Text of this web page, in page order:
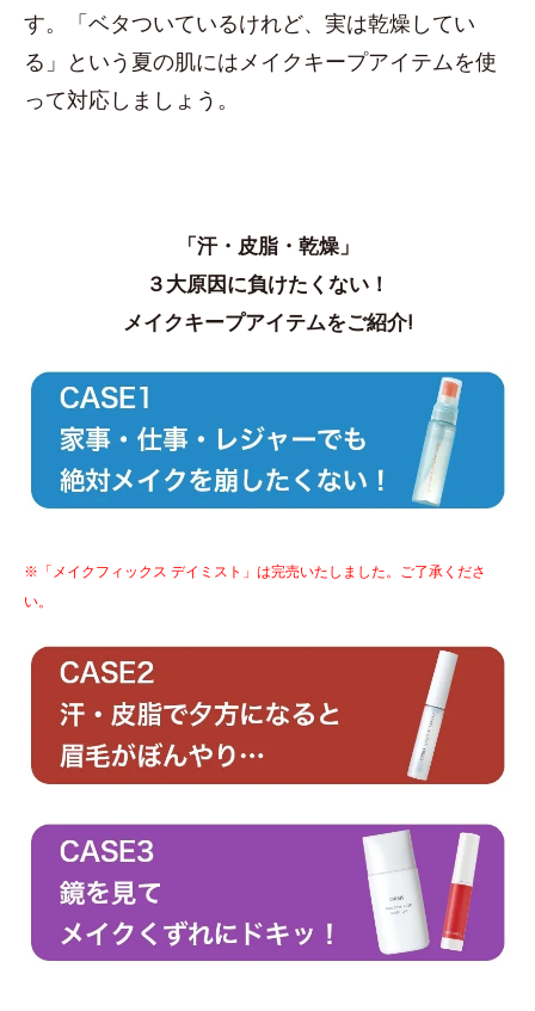
す。「ベタついているけれど、実は乾燥してい
る」という夏の肌にはメイクキープアイテムを使
って対応しましょう。
「汗・皮脂・乾燥」
３大原因に負けたくない！
メイクキープアイテムをご紹介!
※「メイクフィックス デイミスト」は完売いたしました。ご了承くださ
い。